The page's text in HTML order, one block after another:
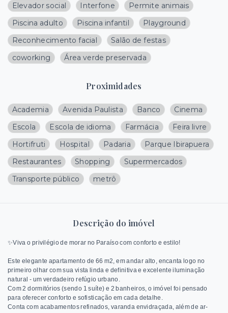
Elevador social
Interfone
Permite animais
Piscina adulto
Piscina infantil
Playground
Reconhecimento facial
Salão de festas
coworking
Área verde preservada
Proximidades
Academia Avenida Paulista Banco
Cinema
Escola
Escola de idioma Farmácia
Feira livre
Hortifruti
Hospital Padaria
Parque Ibirapuera
Restaurantes
Shopping
Supermercados
Transporte público
metrô
Descrição do imóvel
✨Viva o privilégio de morar no Paraíso com conforto e estilo!
Este elegante apartamento de 66 m2, em andar alto, encanta logo no
primeiro olhar com sua vista linda e definitiva e excelente iluminação
natural - um verdadeiro refúgio urbano.
Com 2 dormitórios (sendo 1 suíte) e 2 banheiros, o imóvel foi pensado
para oferecer conforto e sofisticação em cada detalhe.
Conta com acabamentos refinados, varanda envidraçada, além de ar-